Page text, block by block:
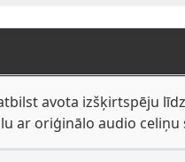
avota izšķirtspēju
ar oriģinālo audio celiņu